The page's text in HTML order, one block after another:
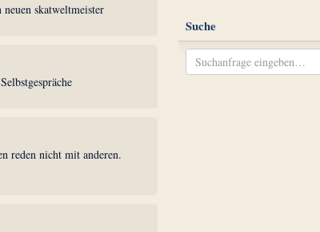
skatweltmeister
reden nicht mit anderen.
Suche